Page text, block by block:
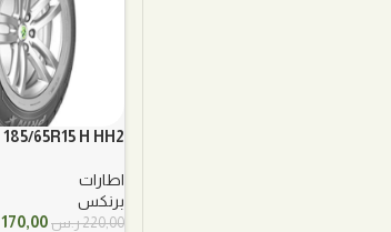
185/65R15 H HH2 برنكس
اطارات
برنكس
220,00ر.س السعر
170,00